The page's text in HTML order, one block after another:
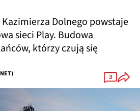
Kazimierza Dolnego powstaje
sieci Play. Budowa
którzy czują się
3